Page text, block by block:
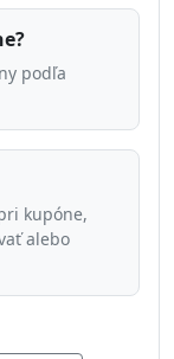
podľa
kupóne,
alebo